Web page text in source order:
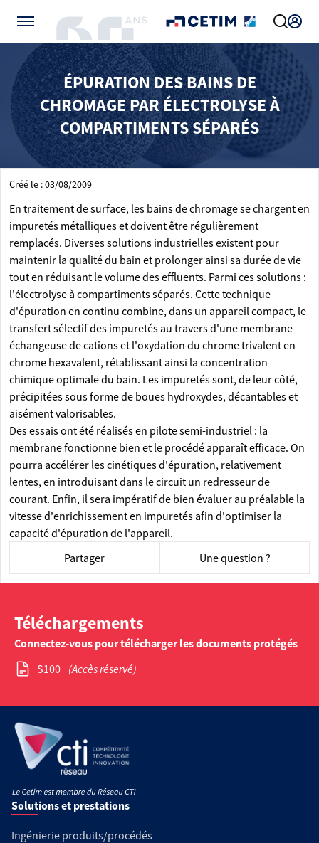
ÉPURATION DES BAINS DE
CHROMAGE PAR ÉLECTROLYSE À
COMPARTIMENTS SÉPARÉS
Créé le : 03/08/2009
En traitement de surface, les bains de chromage se chargent en
impuretés métalliques et doivent être régulièrement
remplacés. Diverses solutions industrielles existent pour
maintenir la qualité du bain et prolonger ainsi sa durée de vie
tout en réduisant le volume des effluents. Parmi ces solutions :
l'électrolyse à compartiments séparés. Cette technique
d'épuration en continu combine, dans un appareil compact, le
transfert sélectif des impuretés au travers d'une membrane
échangeuse de cations et l'oxydation du chrome trivalent en
chrome hexavalent, rétablissant ainsi la concentration
chimique optimale du bain. Les impuretés sont, de leur côté,
précipitées sous forme de boues hydroxydes, décantables et
aisément valorisables.
Des essais ont été réalisés en pilote semi-industriel : la
membrane fonctionne bien et le procédé apparaît efficace. On
pourra accélérer les cinétiques d'épuration, relativement
lentes, en introduisant dans le circuit un redresseur de
courant. Enfin, il sera impératif de bien évaluer au préalable la
vitesse d'enrichissement en impuretés afin d'optimiser la
capacité d'épuration de l'appareil.
Partager
Une question ?
Téléchargements
Connectez-vous pour télécharger les documents protégés
S100 (Accès réservé)
Solutions et prestations
Ingénierie produits/procédés